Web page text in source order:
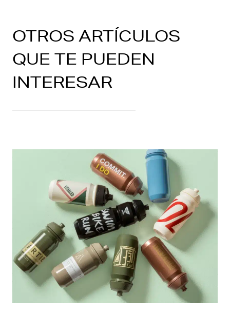
OTROS ARTÍCULOS
QUE TE PUEDEN
INTERESAR